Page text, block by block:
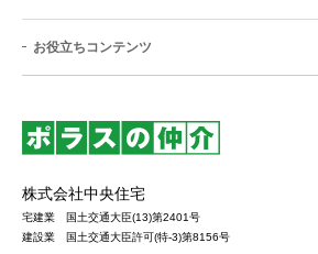
お役立ちコンテンツ
株式会社中央住宅
宅建業 国土交通大臣(13)第2401号
建設業 国土交通大臣許可(特-3)第8156号